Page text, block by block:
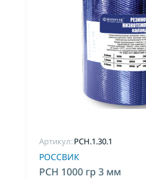
Артикул:PCH.1.30.1
РОССВИК
РСН 1000 гр 3 мм